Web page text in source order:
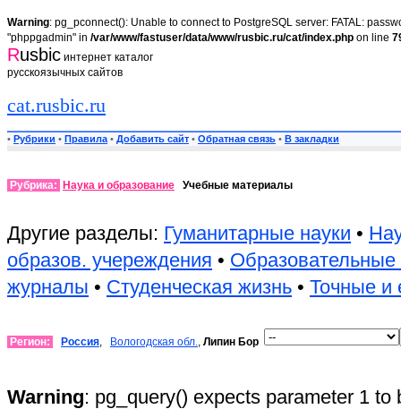
Warning: pg_pconnect(): Unable to connect to PostgreSQL server: FATAL:
"phppgadmin" in /var/www/fastuser/data/www/rusbic.ru/cat/index.php on line
Rusbic интернет каталог
русскоязычных сайтов
cat.rusbic.ru
• Рубрики • Правила • Добавить сайт • Обратная связь • В закладки
Рубрика: Наука и образование Учебные материалы
Другие разделы: Гуманитарные науки •
образов. учереждения •
журналы • Студенческая жизнь • Точные и
Регион: Россия, Вологодская обл., Липин Бор
Warning: pg_query() expects parameter 1